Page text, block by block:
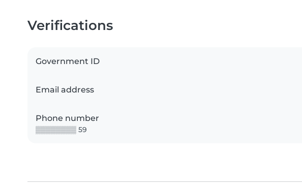
Verifications
Government ID
Email address
Phone number
▒▒▒▒▒▒▒▒ 59